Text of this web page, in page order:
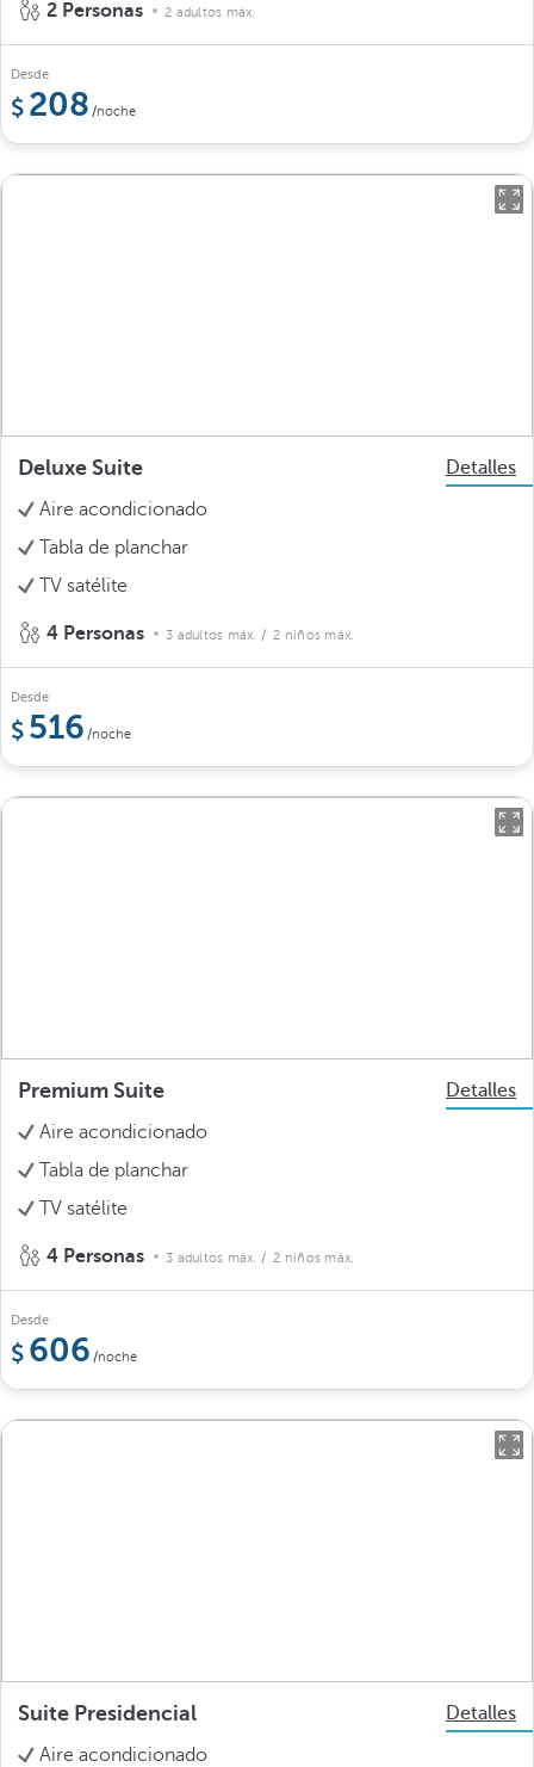
2 Personas 2 adultos máx.
Desde
208 /noche
Deluxe Suite
Detalles
Aire acondicionado
Tabla de planchar
TV satélite
4 Personas 3 adultos máx. / 2 niños máx.
Desde
516 /noche
Premium Suite
Detalles
Aire acondicionado
Tabla de planchar
TV satélite
4 Personas 3 adultos máx. / 2 niños máx.
Desde
606 /noche
Suite Presidencial
Detalles
Aire acondicionado